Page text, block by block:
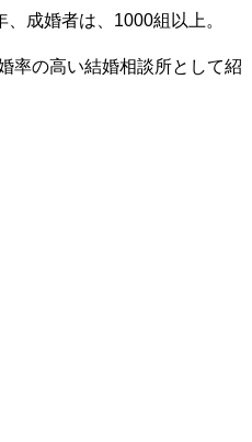
成婚者は、1000組以上。
率の高い結婚相談所として紹